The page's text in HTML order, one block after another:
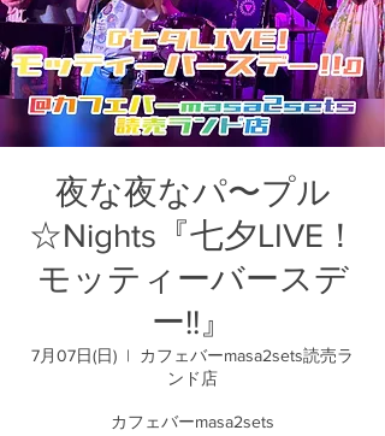
夜な夜なパ〜プル
☆Nights『七夕LIVE！
モッティーバースデ
ー!!』
7月07日(日)
  |
カフェバーmasa2sets読売ラ
ンド店
カフェバーmasa2sets